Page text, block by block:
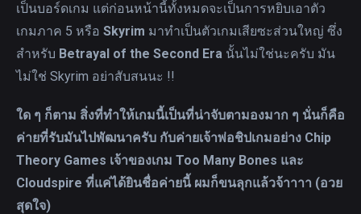
เป็นบอร์ดเกม แต่ก่อนหน้านี้ทั้งหมดจะเป็นการหยิบเอาตัว
เกมภาค 5 หรือ Skyrim มาทำเป็นตัวเกมเสียซะส่วนใหญ่ ซึ่ง
สำหรับ Betrayal of the Second Era นั้นไม่ใช่นะครับ มัน
ไม่ใช่ Skyrim อย่าสับสนนะ !!
ใด ๆ ก็ตาม สิ่งที่ทำให้เกมนี้เป็นที่น่าจับตามองมาก ๆ นั่นก็คือ
ค่ายที่รับมันไปพัฒนาครับ กับค่ายเจ้าพ่อชิปเกมอย่าง Chip
Theory Games เจ้าของเกม Too Many Bones และ
Cloudspire ที่แค่ได้ยินชื่อค่ายนี้ ผมก็ขนลุกแล้วจ้าาาา (อวย
สุดใจ)